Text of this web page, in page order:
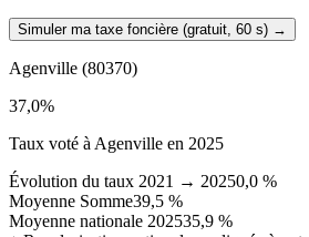
Simuler ma taxe foncière (gratuit, 60 s) →
Agenville (80370)
37,0%
Taux voté à Agenville en 2025
Évolution du taux 2021 → 20250,0 %
Moyenne Somme39,5 %
Moyenne nationale 202535,9 %